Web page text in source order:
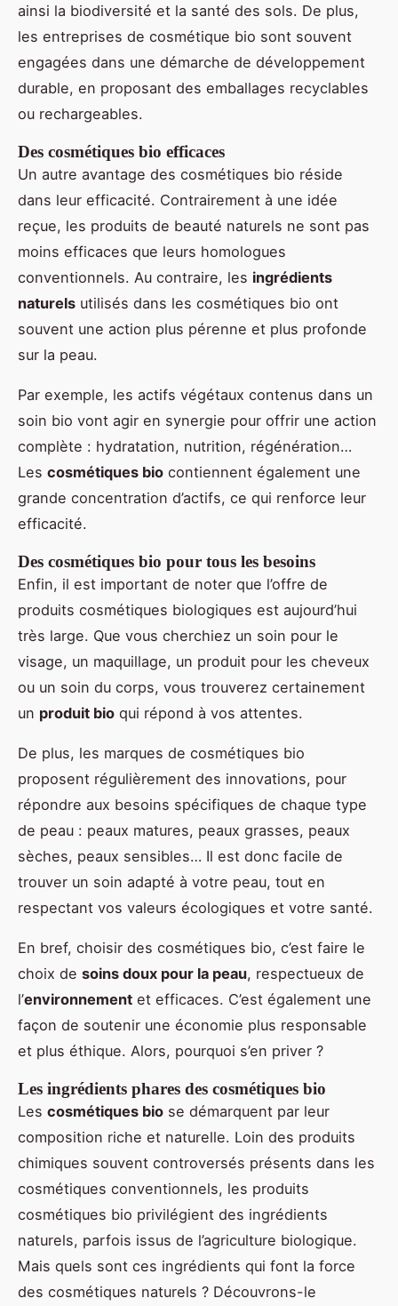
ainsi la biodiversité et la santé des sols. De plus,
les entreprises de cosmétique bio sont souvent
engagées dans une démarche de développement
durable, en proposant des emballages recyclables
ou rechargeables.
Des cosmétiques bio efficaces
Un autre avantage des cosmétiques bio réside
dans leur efficacité. Contrairement à une idée
reçue, les produits de beauté naturels ne sont pas
moins efficaces que leurs homologues
conventionnels. Au contraire, les ingrédients
naturels utilisés dans les cosmétiques bio ont
souvent une action plus pérenne et plus profonde
sur la peau.
Par exemple, les actifs végétaux contenus dans un
soin bio vont agir en synergie pour offrir une action
complète : hydratation, nutrition, régénération…
Les cosmétiques bio contiennent également une
grande concentration d’actifs, ce qui renforce leur
efficacité.
Des cosmétiques bio pour tous les besoins
Enfin, il est important de noter que l’offre de
produits cosmétiques biologiques est aujourd’hui
très large. Que vous cherchiez un soin pour le
visage, un maquillage, un produit pour les cheveux
ou un soin du corps, vous trouverez certainement
un produit bio qui répond à vos attentes.
De plus, les marques de cosmétiques bio
proposent régulièrement des innovations, pour
répondre aux besoins spécifiques de chaque type
de peau : peaux matures, peaux grasses, peaux
sèches, peaux sensibles… Il est donc facile de
trouver un soin adapté à votre peau, tout en
respectant vos valeurs écologiques et votre santé.
En bref, choisir des cosmétiques bio, c’est faire le
choix de soins doux pour la peau, respectueux de
l’environnement et efficaces. C’est également une
façon de soutenir une économie plus responsable
et plus éthique. Alors, pourquoi s’en priver ?
Les ingrédients phares des cosmétiques bio
Les cosmétiques bio se démarquent par leur
composition riche et naturelle. Loin des produits
chimiques souvent controversés présents dans les
cosmétiques conventionnels, les produits
cosmétiques bio privilégient des ingrédients
naturels, parfois issus de l’agriculture biologique.
Mais quels sont ces ingrédients qui font la force
des cosmétiques naturels ? Découvrons-le